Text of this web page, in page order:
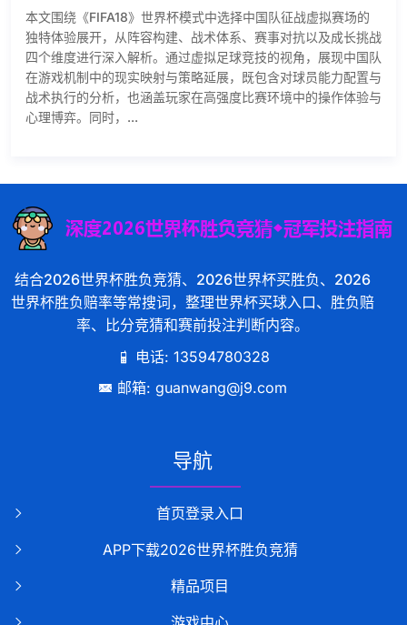
本文围绕《FIFA18》世界杯模式中选择中国队征战虚拟赛场的
独特体验展开，从阵容构建、战术体系、赛事对抗以及成长挑战
四个维度进行深入解析。通过虚拟足球竞技的视角，展现中国队
在游戏机制中的现实映射与策略延展，既包含对球员能力配置与
战术执行的分析，也涵盖玩家在高强度比赛环境中的操作体验与
心理博弈。同时，...
结合2026世界杯胜负竞猜、2026世界杯买胜负、2026
世界杯胜负赔率等常搜词，整理世界杯买球入口、胜负赔
率、比分竞猜和赛前投注判断内容。
电话: 13594780328
邮箱: guanwang@j9.com
导航
首页登录入口
APP下载2026世界杯胜负竞猜
精品项目